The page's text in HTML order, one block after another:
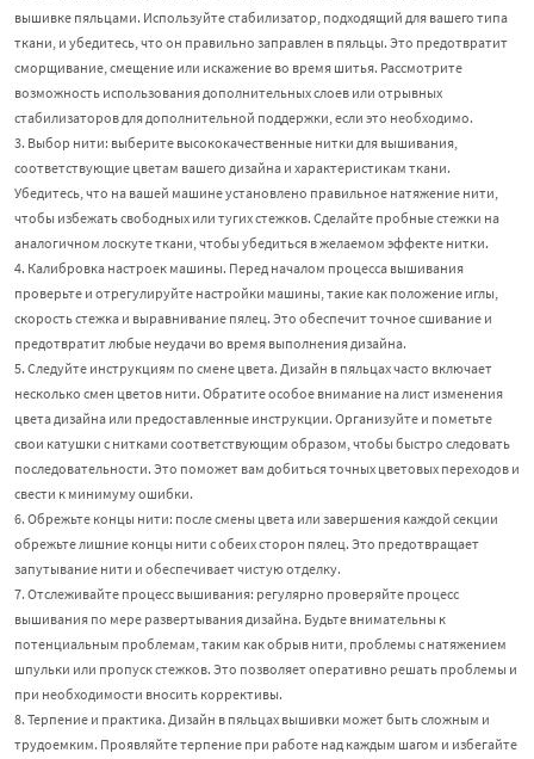
вышивке пяльцами. Используйте стабилизатор, подходящий для вашего типа
ткани, и убедитесь, что он правильно заправлен в пяльцы. Это предотвратит
сморщивание, смещение или искажение во время шитья. Рассмотрите
возможность использования дополнительных слоев или отрывных
стабилизаторов для дополнительной поддержки, если это необходимо.
3. Выбор нити: выберите высококачественные нитки для вышивания,
соответствующие цветам вашего дизайна и характеристикам ткани.
Убедитесь, что на вашей машине установлено правильное натяжение нити,
чтобы избежать свободных или тугих стежков. Сделайте пробные стежки на
аналогичном лоскуте ткани, чтобы убедиться в желаемом эффекте нитки.
4. Калибровка настроек машины. Перед началом процесса вышивания
проверьте и отрегулируйте настройки машины, такие как положение иглы,
скорость стежка и выравнивание пялец. Это обеспечит точное сшивание и
предотвратит любые неудачи во время выполнения дизайна.
5. Следуйте инструкциям по смене цвета. Дизайн в пяльцах часто включает
несколько смен цветов нити. Обратите особое внимание на лист изменения
цвета дизайна или предоставленные инструкции. Организуйте и пометьте
свои катушки с нитками соответствующим образом, чтобы быстро следовать
последовательности. Это поможет вам добиться точных цветовых переходов и
свести к минимуму ошибки.
6. Обрежьте концы нити: после смены цвета или завершения каждой секции
обрежьте лишние концы нити с обеих сторон пялец. Это предотвращает
запутывание нити и обеспечивает чистую отделку.
7. Отслеживайте процесс вышивания: регулярно проверяйте процесс
вышивания по мере развертывания дизайна. Будьте внимательны к
потенциальным проблемам, таким как обрыв нити, проблемы с натяжением
шпульки или пропуск стежков. Это позволяет оперативно решать проблемы и
при необходимости вносить коррективы.
8. Терпение и практика. Дизайн в пяльцах вышивки может быть сложным и
трудоемким. Проявляйте терпение при работе над каждым шагом и избегайте